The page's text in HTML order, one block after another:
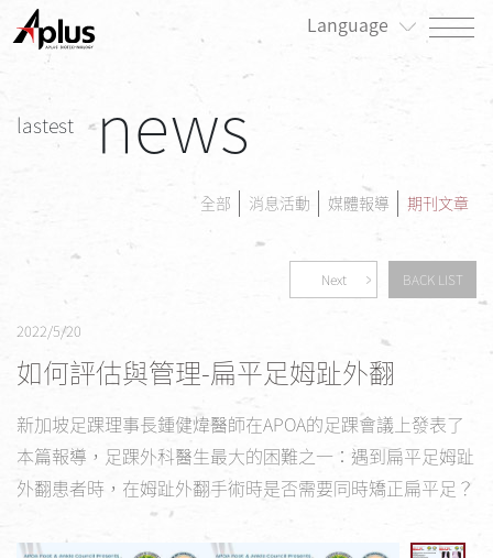
Language
最新消息
產品專區
患者專區
投資人/公司治理專區
聯絡我們
lastest news
全部 消息活動 媒體報導 期刊文章
Next BACK LIST
2022/5/20
如何評估與管理-扁平足姆趾外翻
新加坡足踝理事長鍾健煒醫師在APOA的足踝會議上發表了
本篇報導，足踝外科醫生最大的困難之一：遇到扁平足姆趾
外翻患者時，在姆趾外翻手術時是否需要同時矯正扁平足？